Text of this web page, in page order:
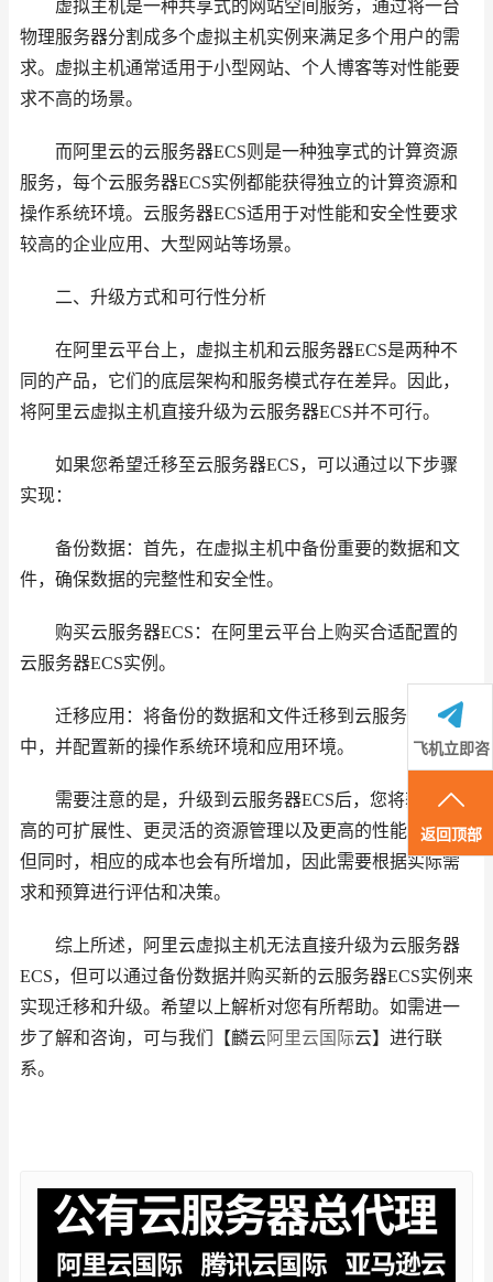
虚拟主机是一种共享式的网站空间服务，通过将一台
物理服务器分割成多个虚拟主机实例来满足多个用户的需
求。虚拟主机通常适用于小型网站、个人博客等对性能要
求不高的场景。
而阿里云的云服务器ECS则是一种独享式的计算资源
服务，每个云服务器ECS实例都能获得独立的计算资源和
操作系统环境。云服务器ECS适用于对性能和安全性要求
较高的企业应用、大型网站等场景。
二、升级方式和可行性分析
在阿里云平台上，虚拟主机和云服务器ECS是两种不
同的产品，它们的底层架构和服务模式存在差异。因此，
将阿里云虚拟主机直接升级为云服务器ECS并不可行。
如果您希望迁移至云服务器ECS，可以通过以下步骤
实现：
备份数据：首先，在虚拟主机中备份重要的数据和文
件，确保数据的完整性和安全性。
购买云服务器ECS：在阿里云平台上购买合适配置的
云服务器ECS实例。
迁移应用：将备份的数据和文件迁移到云服务器ECS
中，并配置新的操作系统环境和应用环境。
需要注意的是，升级到云服务器ECS后，您将获得更
高的可扩展性、更灵活的资源管理以及更高的性能表现。
但同时，相应的成本也会有所增加，因此需要根据实际需
求和预算进行评估和决策。
综上所述，阿里云虚拟主机无法直接升级为云服务器
ECS，但可以通过备份数据并购买新的云服务器ECS实例来
实现迁移和升级。希望以上解析对您有所帮助。如需进一
步了解和咨询，可与我们【麟云 阿里云国际云】进行联
系。
飞机立即咨
询
返回顶部